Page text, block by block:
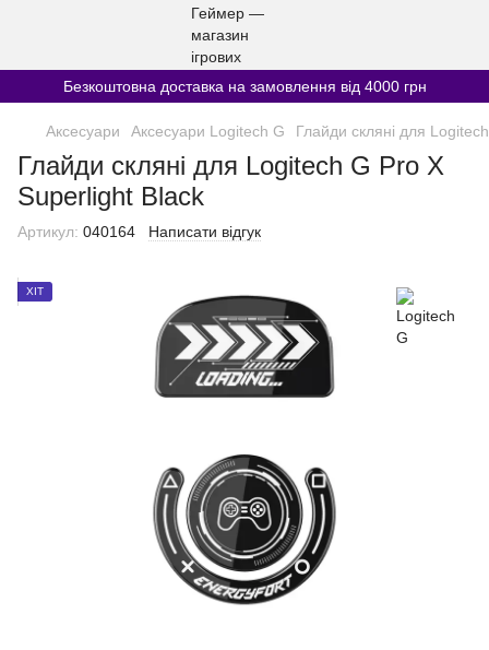
Безкоштовна доставка на замовлення від 4000 грн
Аксесуари Аксесуари Logitech G Глайди скляні для
Глайди скляні для Logitech G Pro X
Superlight Black
Артикул: 040164 Написати відгук
ХІТ